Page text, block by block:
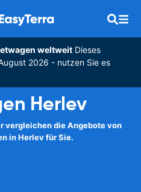
weltweitDieses
2026 - nutzen Sie es
Herlev
vergleichen die Angebote von
in Herlev für Sie.